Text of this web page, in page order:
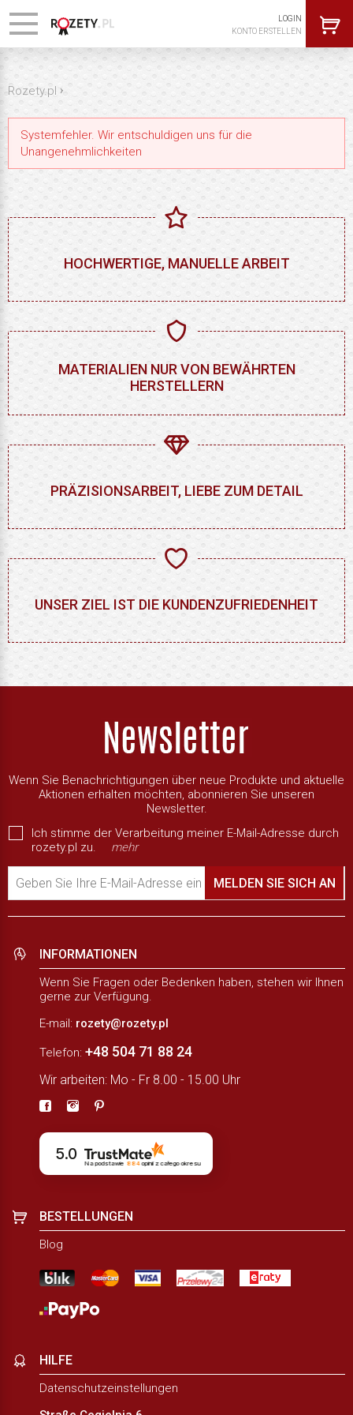
LOGIN
KONTO ERSTELLEN
Rozety.pl ›
Systemfehler. Wir entschuldigen uns für die
Unangenehmlichkeiten
HOCHWERTIGE, MANUELLE ARBEIT
MATERIALIEN NUR VON BEWÄHRTEN
HERSTELLERN
PRÄZISIONSARBEIT, LIEBE ZUM DETAIL
UNSER ZIEL IST DIE KUNDENZUFRIEDENHEIT
Wenn Sie Benachrichtigungen über neue Produkte und aktuelle
Aktionen erhalten möchten, abonnieren Sie unseren
Newsletter.
Ich stimme der Verarbeitung meiner E-Mail-Adresse durch
rozety.pl zu.
mehr
Geben Sie Ihre E-Mail-Adresse ein MELDEN SIE SICH AN
INFORMATIONEN
Wenn Sie Fragen oder Bedenken haben, stehen wir Ihnen
gerne zur Verfügung.
E-mail: rozety@rozety.pl
Telefon: +48 504 71 88 24
Wir arbeiten: Mo - Fr 8.00 - 15.00 Uhr
5.0
Na podstawie 884opiniiz całego okresu
BESTELLUNGEN
Blog
HILFE
Datenschutzeinstellungen